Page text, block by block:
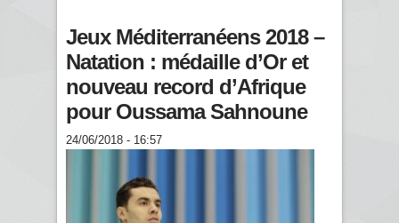
Jeux Méditerranéens 2018 –
Natation : médaille d’Or et
nouveau record d’Afrique
pour Oussama Sahnoune
24/06/2018 - 16:57